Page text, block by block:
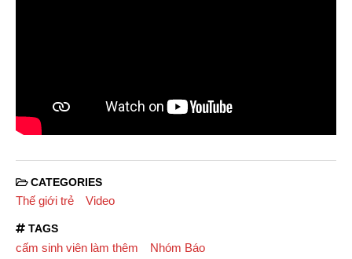
CATEGORIES
Thế giới trẻ Video
TAGS
cấm sinh viên làm thêm Nhóm Báo